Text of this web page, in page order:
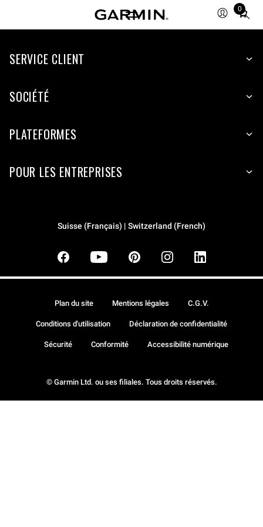
0
Total
items
cart:
SERVICE CLIENT
SOCIÉTÉ
PLATEFORMES
POUR LES ENTREPRISES
Suisse (Français) | Switzerland (French)
© Garmin Ltd. ou ses filiales. Tous droits réservés.
Plan du site Mentions légales C.G.V.
Conditions d'utilisation Déclaration de confidentialité
Sécurité Conformité Accessibilité numérique